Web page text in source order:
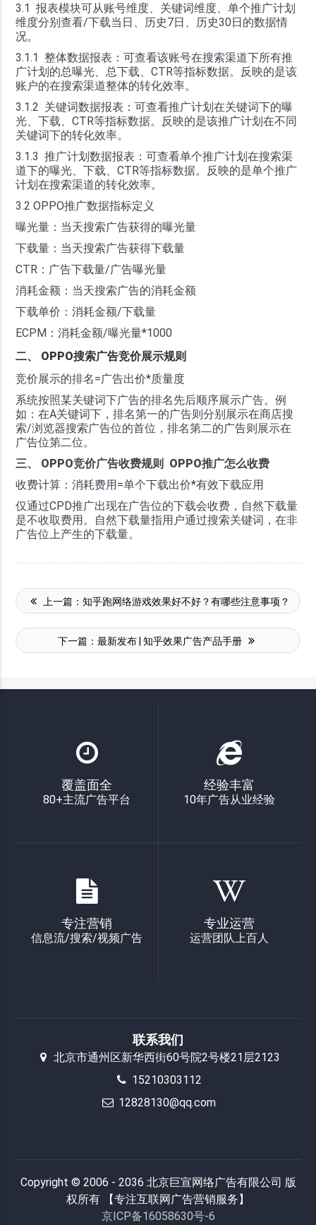
3.1 报表模块可从账号维度、关键词维度、单个推广计划
维度分别查看/下载当日、历史7日、历史30日的数据情
况。
3.1.1 整体数据报表：可查看该账号在搜索渠道下所有推
广计划的总曝光、总下载、CTR等指标数据。反映的是该
账户的在搜索渠道整体的转化效率。
3.1.2 关键词数据报表：可查看推广计划在关键词下的曝
光、下载、CTR等指标数据。反映的是该推广计划在不同
关键词下的转化效率。
3.1.3 推广计划数据报表：可查看单个推广计划在搜索渠
道下的曝光、下载、CTR等指标数据。反映的是单个推广
计划在搜索渠道的转化效率。
3.2 OPPO推广数据指标定义
曝光量：当天搜索广告获得的曝光量
下载量：当天搜索广告获得下载量
CTR：广告下载量/广告曝光量
消耗金额：当天搜索广告的消耗金额
下载单价：消耗金额/下载量
ECPM：消耗金额/曝光量*1000
二、 OPPO搜索广告竞价展示规则
竞价展示的排名=广告出价*质量度
系统按照某关键词下广告的排名先后顺序展示广告。例
如：在A关键词下，排名第一的广告则分别展示在商店搜
索/浏览器搜索广告位的首位，排名第二的广告则展示在
广告位第二位。
三、 OPPO竞价广告收费规则 OPPO推广怎么收费
收费计算：消耗费用=单个下载出价*有效下载应用
仅通过CPD推广出现在广告位的下载会收费，自然下载量
是不收取费用。自然下载量指用户通过搜索关键词，在非
广告位上产生的下载量。
上一篇： 知乎跑网络游戏效果好不好？有哪些注意事项？
下一篇： 最新发布 | 知乎效果广告产品手册
覆盖面全
80+主流广告平台
经验丰富
10年广告从业经验
专注营销
信息流/搜索/视频广告
专业运营
运营团队上百人
联系我们
北京市通州区新华西街60号院2号楼21层2123
15210303112
12828130@qq.com
Copyright © 2006 - 2036 北京巨宣网络广告有限公司 版
权所有 【专注互联网广告营销服务】
京ICP备16058630号-6